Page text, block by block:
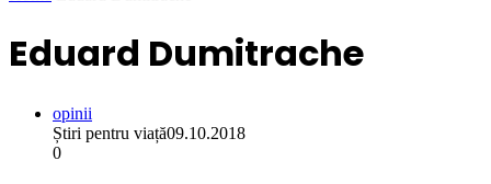
Eduard Dumitrache
opinii
Știri pentru viață09.10.2018
0